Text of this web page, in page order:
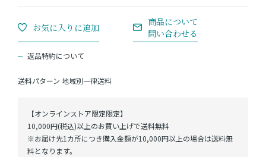
送料パターン 地域別一律送料
返品特約について
【オンラインストア限定限定】
10,000円(税込)以上のお買い上げで送料無料
※お届け先1カ所につき購入金額が10,000円以上の場合は送料無
料となります。